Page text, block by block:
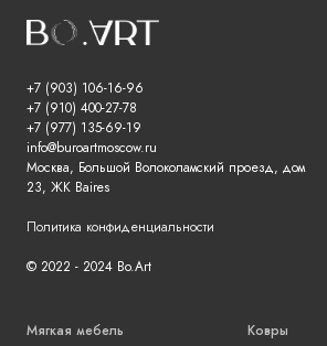
+7 (903) 106-16-96
+7 (910) 400-27-78
+7 (977) 135-69-19
info@buroartmoscow.ru
Москва, Большой Волоколамский проезд, дом
23, ЖК Baires
Политика конфиденциальности
© 2022 - 2024 Bo.Art
Мягкая мебель
Ковры